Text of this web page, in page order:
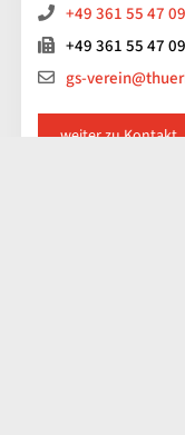
+49 361 55 47
+49 361 55 47
gs-
weiter zu Kontakt